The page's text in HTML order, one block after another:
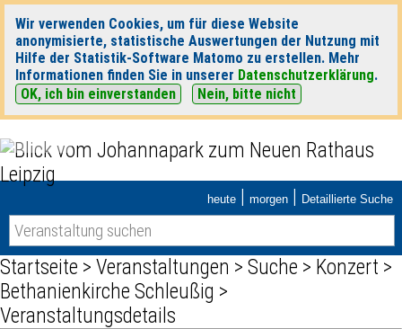
Wir verwenden Cookies, um für diese Website
anonymisierte, statistische Auswertungen der Nutzung mit
Hilfe der Statistik-Software Matomo zu erstellen. Mehr
Informationen finden Sie in unserer Datenschutzerklärung.
OK, ich bin einverstanden
Nein, bitte nicht
heute | morgen | Detaillierte Suche
Startseite > Veranstaltungen > Suche > Konzert >
Bethanienkirche Schleußig >
Veranstaltungsdetails